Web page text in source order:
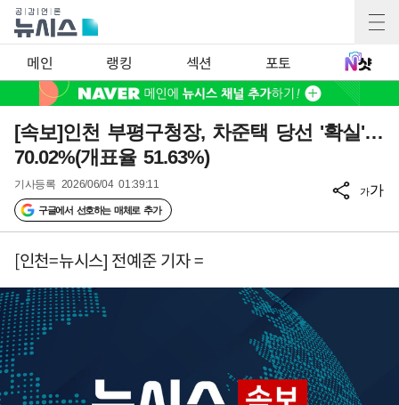
메인 랭킹 섹션 포토
[속보]인천 부평구청장, 차준택 당선 '확실'…
70.02%(개표율 51.63%)
기사등록 2026/06/04 01:39:11
구글에서 선호하는 매체로 추가
가가
[인천=뉴시스] 전예준 기자 =